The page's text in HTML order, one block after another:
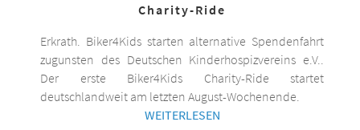
Charity-Ride
Erkrath. Biker4Kids starten alternative Spendenfahrt
zugunsten des Deutschen Kinderhospizvereins e.V..
Der erste Biker4Kids Charity-Ride startet
deutschlandweit am letzten August-Wochenende.
WEITERLESEN